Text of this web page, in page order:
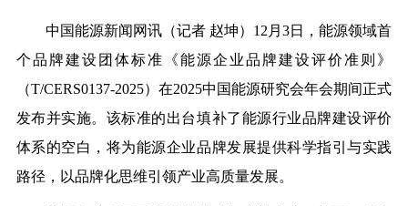
中国能源新闻网讯（记者 赵坤）12月3日，能源领域首
个品牌建设团体标准《能源企业品牌建设评价准则》
（T/CERS0137-2025）在2025中国能源研究会年会期间正式
发布并实施。该标准的出台填补了能源行业品牌建设评价
体系的空白，将为能源企业品牌发展提供科学指引与实践
路径，以品牌化思维引领产业高质量发展。